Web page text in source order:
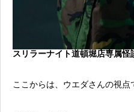
スリラーナイト道頓堀店専属怪
ここからは、ウエダさんの視